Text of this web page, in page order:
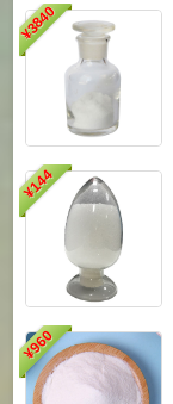
¥
3840
¥
144
¥
960